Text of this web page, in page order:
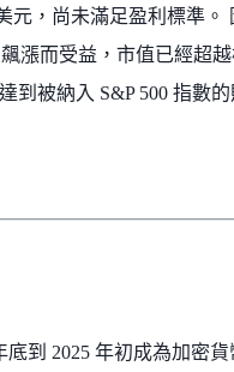
元，尚未滿足盈利標準。
漲而受益，市值已經超
到被納入 S&P 500 指數
到 2025 年初成為加密貨